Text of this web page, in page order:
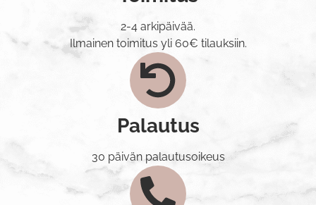
2-4 arkipäivää.
Ilmainen toimitus yli 60€ tilauksiin.
Palautus
30 päivän palautusoikeus